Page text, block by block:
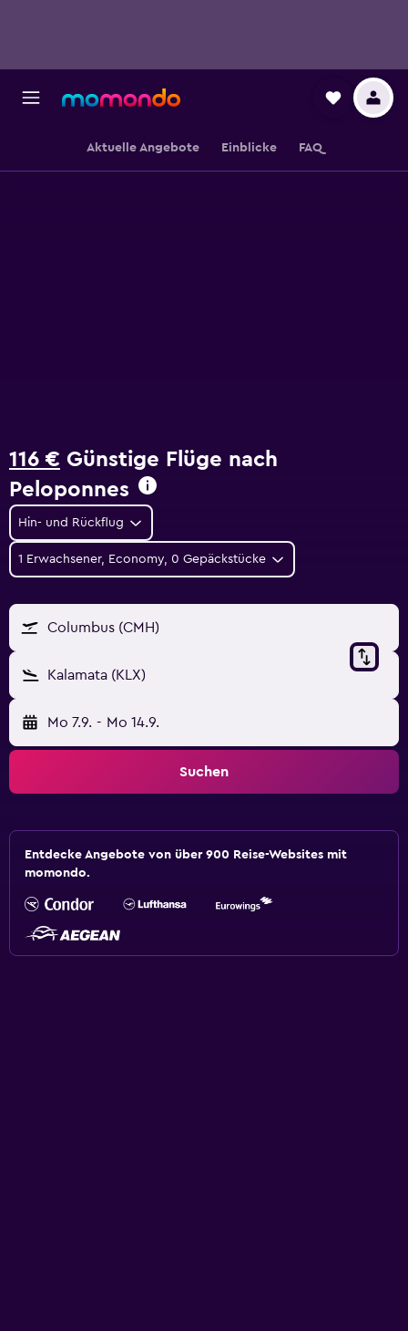
Aktuelle Angebote Einblicke FAQ
116 € Günstige Flüge nach
Peloponnes
Hin- und Rückflug
1 Erwachsener, Economy, 0 Gepäckstücke
Columbus (CMH)
Kalamata (KLX)
Mo 7.9. - Mo 14.9.
Suchen
Entdecke Angebote von über 900 Reise-Websites mit
momondo.